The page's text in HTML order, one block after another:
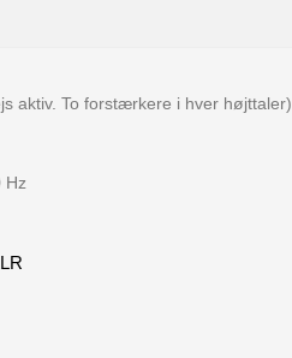
aktiv. To forstærkere i hver højttaler)
Hz